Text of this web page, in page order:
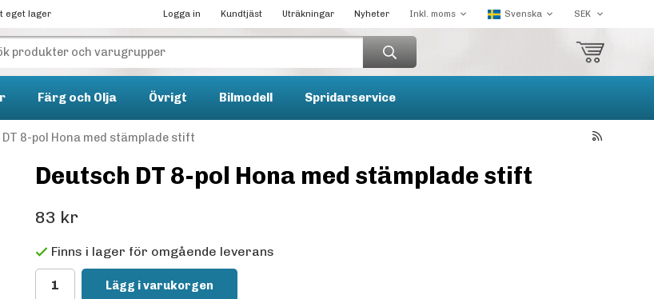
eget lager Logga in Kundtjäst Uträkningar Nyheter
Färg och Olja Övrigt Bilmodell Spridarservice
DT 8-pol Hona med stämplade stift
Deutsch DT 8-pol Hona med stämplade stift
83 kr
Finns i lager för omgående leverans
Lägg i varukorgen